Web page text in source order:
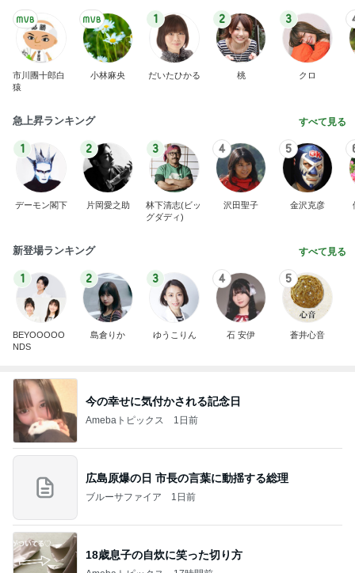
市川團十郎白
猿
小林麻央
1
だいたひかる
2
桃
3
クロ
急上昇ランキング すべて見る
1
デーモン閣下
2
片岡愛之助
3
林下清志(ビッ
グダディ)
4
沢田聖子
5
金沢克彦
新登場ランキング すべて見る
1
BEYOOOOO
NDS
2
島倉りか
3
ゆうこりん
4
石 安伊
5
蒼井心音
今の幸せに気付かされる記念日
Amebaトピックス 1日前
広島原爆の日 市長の言葉に動揺する総理
ブルーサファイア 1日前
18歳息子の自炊に笑った切り方